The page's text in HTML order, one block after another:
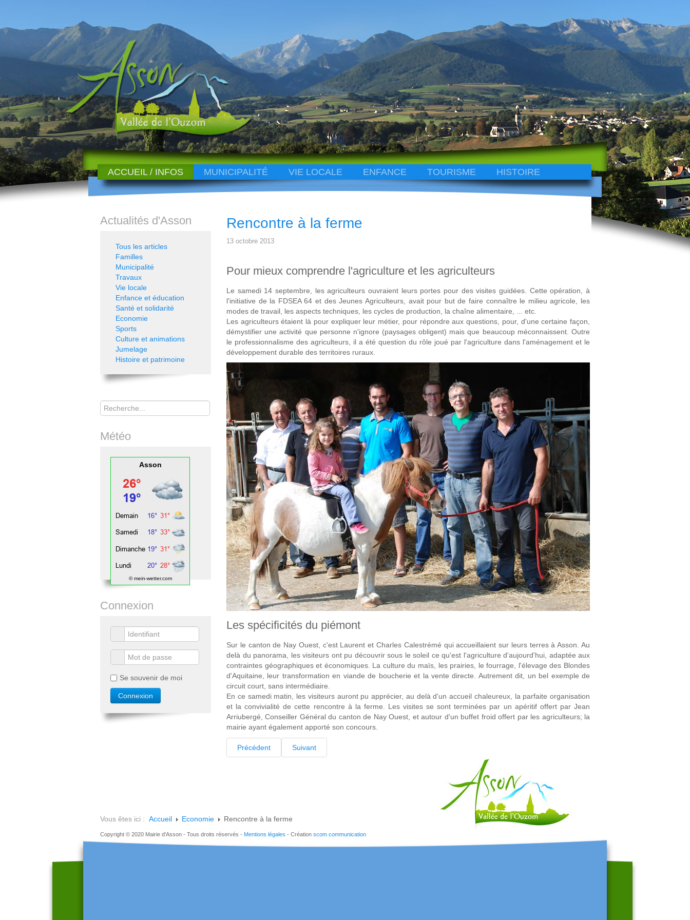
ACCUEIL / INFOS MUNICIPALITÉ VIE LOCALE ENFANCE TOURISME HISTOIRE
Rencontre à la ferme
13 octobre 2013
Pour mieux comprendre l'agriculture et les agriculteurs
Le samedi 14 septembre, les agriculteurs ouvraient leurs portes pour des visites guidées. Cette opération, à
l'initiative de la FDSEA 64 et des Jeunes Agriculteurs, avait pour but de faire connaître le milieu agricole, les
modes de travail, les aspects techniques, les cycles de production, la chaîne alimentaire, ... etc.
Les agriculteurs étaient là pour expliquer leur métier, pour répondre aux questions, pour, d'une certaine façon,
démystifier une activité que personne n'ignore (paysages obligent) mais que beaucoup méconnaissent. Outre
le professionnalisme des agriculteurs, il a été question du rôle joué par l'agriculture dans l'aménagement et le
développement durable des territoires ruraux.
Les spécificités du piémont
Sur le canton de Nay Ouest, c'est Laurent et Charles Calestrémé qui accueillaient sur leurs terres à Asson. Au
delà du panorama, les visiteurs ont pu découvrir sous le soleil ce qu'est l'agriculture d'aujourd'hui, adaptée aux
contraintes géographiques et économiques. La culture du maïs, les prairies, le fourrage, l'élevage des Blondes
d'Aquitaine, leur transformation en viande de boucherie et la vente directe. Autrement dit, un bel exemple de
circuit court, sans intermédiaire.
En ce samedi matin, les visiteurs auront pu apprécier, au delà d'un accueil chaleureux, la parfaite organisation
et la convivialité de cette rencontre à la ferme. Les visites se sont terminées par un apéritif offert par Jean
Arriubergé, Conseiller Général du canton de Nay Ouest, et autour d'un buffet froid offert par les agriculteurs; la
mairie ayant également apporté son concours.
Précédent Suivant
Actualités d'Asson
Tous les articles
Familles
Municipalité
Travaux
Vie locale
Enfance et éducation
Santé et solidarité
Economie
Sports
Culture et animations
Jumelage
Histoire et patrimoine
Rechercher
Météo
Asson
© mein-wetter.com
Connexion
Se souvenir de moi
Vous êtes ici : Accueil Economie Rencontre à la ferme
Copyright © 2020 Mairie d'Asson - Tous droits réservés - Mentions légales - Création scom communication